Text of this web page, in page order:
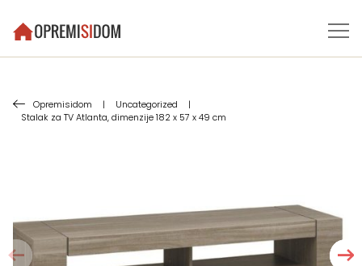
Opremisidom | Uncategorized
|
Stalak za TV Atlanta, dimenzije 182 x 57 x 49 cm